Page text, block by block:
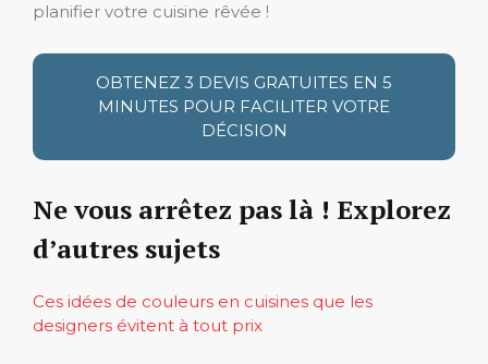
planifier votre cuisine rêvée !
OBTENEZ 3 DEVIS GRATUITES EN 5
MINUTES POUR FACILITER VOTRE
DÉCISION
Ne vous arrêtez pas là ! Explorez
d’autres sujets
Ces idées de couleurs en cuisines que les
designers évitent à tout prix